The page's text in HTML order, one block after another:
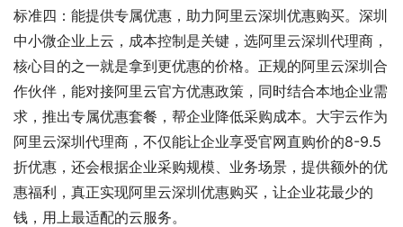
标准四：能提供专属优惠，助力阿里云深圳优惠购买。深圳
中小微企业上云，成本控制是关键，选阿里云深圳代理商，
核心目的之一就是拿到更优惠的价格。正规的阿里云深圳合
作伙伴，能对接阿里云官方优惠政策，同时结合本地企业需
求，推出专属优惠套餐，帮企业降低采购成本。大宇云作为
阿里云深圳代理商，不仅能让企业享受官网直购价的8-9.5
折优惠，还会根据企业采购规模、业务场景，提供额外的优
惠福利，真正实现阿里云深圳优惠购买，让企业花最少的
钱，用上最适配的云服务。